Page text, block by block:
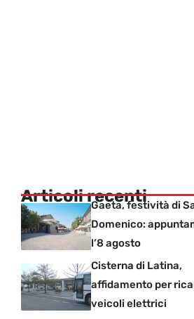
Articoli recenti
Gaeta, festività di
Domenico:
l’8 agosto
Cisterna di Latina,
affidamento per
veicoli elettrici